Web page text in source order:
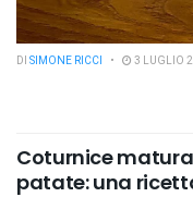
DI SIMONE RICCI 3 LUGLIO
Coturnice
patate: una